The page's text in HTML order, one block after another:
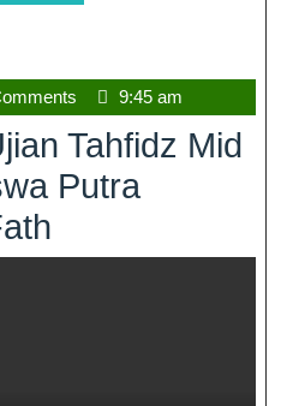
9:45 am
Tahfidz Mid
Putra